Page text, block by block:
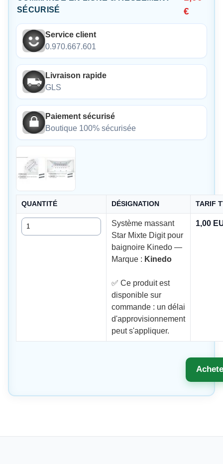
SÉCURISÉ
€
Service client
0.970.667.601
Livraison rapide
GLS
Paiement sécurisé
Boutique 100% sécurisée
QUANTITÉ DÉSIGNATION TARIF
Quantité
Système massant
Star Mixte Digit pour
baignoire Kinedo —
Marque : Kinedo
✅ Ce produit est
disponible sur
commande : un délai
d'approvisionnement
peut s'appliquer.
1,00